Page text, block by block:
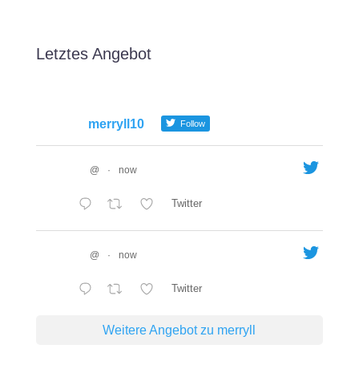
Letztes Angebot
merryll10 Follow
@ · now
Twitter
@ · now
Twitter
Weitere Angebot zu merryll